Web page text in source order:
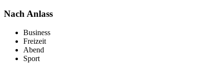
Nach Anlass
Business
Freizeit
Abend
Sport